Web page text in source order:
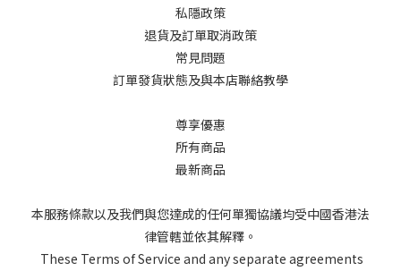
私隱政策
退貨及訂單取消政策
常見問題
訂單發貨狀態及與本店聯絡教學
尊享優惠
所有商品
最新商品
本服務條款以及我們與您達成的任何單獨協議均受中國香港法
律管轄並依其解釋。
These Terms of Service and any separate agreements